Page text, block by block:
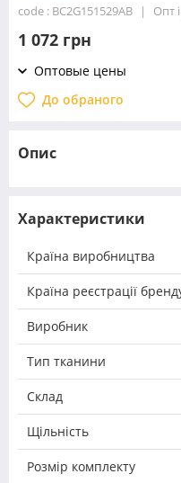
code : BC2G151529AB
Опт
1 072 грн
Оптовые цены
До обраного
Опис
Характеристики
Країна виробництва
Країна реєстрації
Виробник
Тип тканини
Склад
Щільність
Розмір комплекту